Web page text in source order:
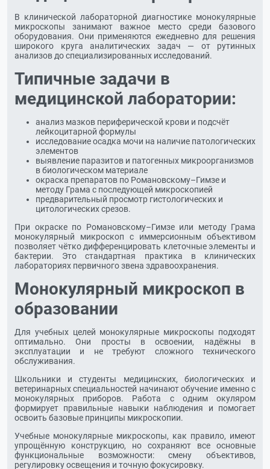
В клинической лабораторной диагностике монокулярные
микроскопы занимают важное место среди базового
оборудования. Они применяются ежедневно для решения
широкого круга аналитических задач — от рутинных
анализов до специализированных исследований.
Типичные задачи в
медицинской лаборатории:
анализ мазков периферической крови и подсчёт
лейкоцитарной формулы
исследование осадка мочи на наличие патологических
элементов
выявление паразитов и патогенных микроорганизмов
в биологическом материале
окраска препаратов по Романовскому–Гимзе и
методу Грама с последующей микроскопией
предварительный просмотр гистологических и
цитологических срезов.
При окраске по Романовскому–Гимзе или методу Грама
монокулярный микроскоп с иммерсионным объективом
позволяет чётко дифференцировать клеточные элементы и
бактерии. Это стандартная практика в клинических
лабораториях первичного звена здравоохранения.
Монокулярный микроскоп в
образовании
Для учебных целей монокулярные микроскопы подходят
оптимально. Они просты в освоении, надёжны в
эксплуатации и не требуют сложного технического
обслуживания.
Школьники и студенты медицинских, биологических и
ветеринарных специальностей начинают обучение именно с
монокулярных приборов. Работа с одним окуляром
формирует правильные навыки наблюдения и помогает
освоить базовые принципы микроскопии.
Учебные монокулярные микроскопы, как правило, имеют
упрощённую конструкцию, но сохраняют все основные
функциональные возможности: смену объективов,
регулировку освещения и точную фокусировку.